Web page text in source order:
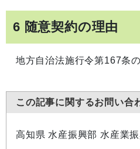
6 随意契約の理由
地方自治法施行令第167条の
この記事に関するお問い合
高知県 水産振興部 水産業